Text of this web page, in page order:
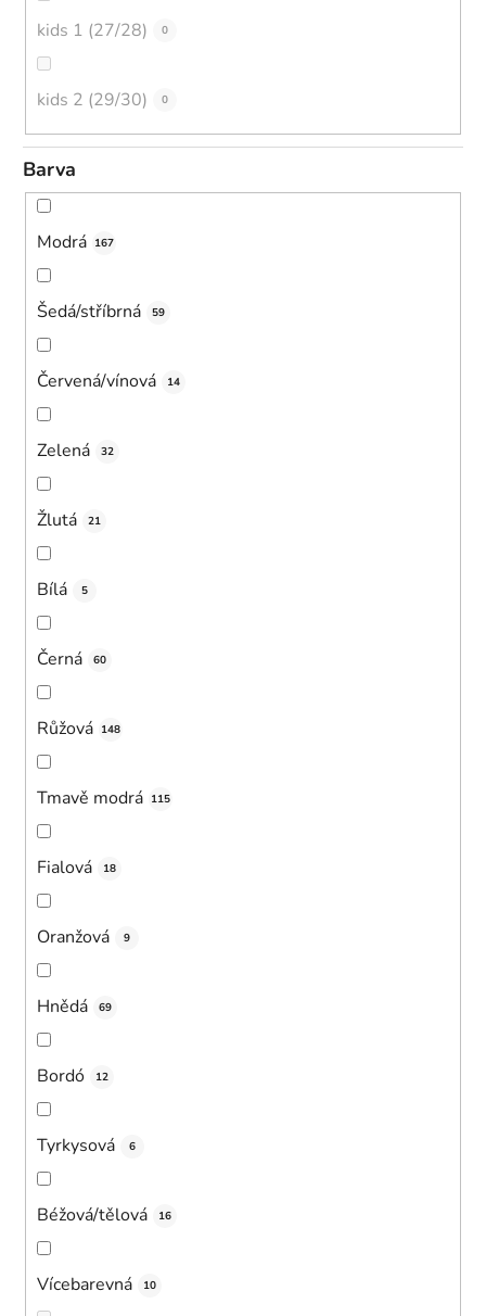
kids 1 (27/28) 0
kids 2 (29/30) 0
Barva
Modrá 167
Šedá/stříbrná 59
Červená/vínová 14
Zelená 32
Žlutá 21
Bílá 5
Černá 60
Růžová 148
Tmavě modrá 115
Fialová 18
Oranžová 9
Hnědá 69
Bordó 12
Tyrkysová 6
Béžová/tělová 16
Vícebarevná 10